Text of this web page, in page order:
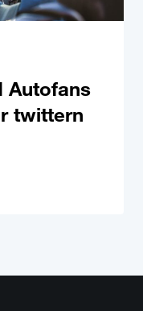
Autofans
twittern